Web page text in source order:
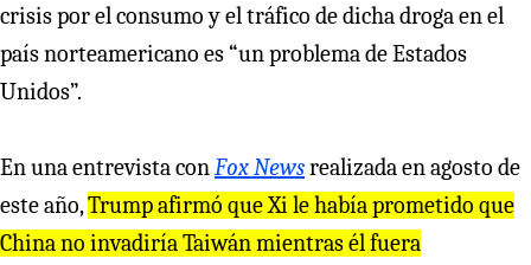
crisis por el consumo y el tráfico de dicha droga en el
país norteamericano es “un problema de Estados
Unidos”.
En una entrevista conFox Newsrealizada en agosto de
este año,Trump afirmó que Xi le había prometido que
China no invadiría Taiwán mientras él fuera